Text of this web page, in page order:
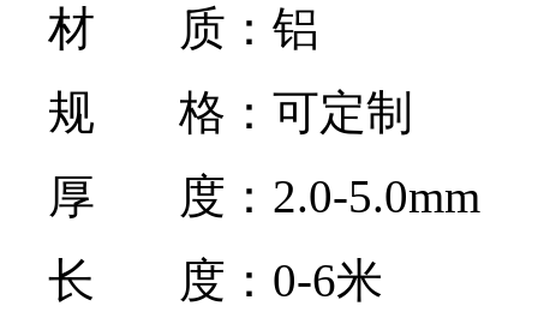
材 质：铝
规 格：可定制
厚 度：2.0-5.0mm
长 度：0-6米